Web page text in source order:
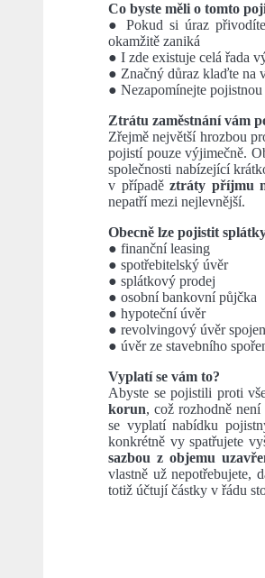
Co byste měli o tomto
● Pokud si úraz
okamžitě zaniká
● I zde existuje celá řada
● Značný důraz klaďte na
● Nezapomínejte
Ztrátu zaměstnání vám
Zřejmě největší hrozbou
pojistí pouze výjimečně.
společnosti nabízející
v případě ztráty příjmu
nepatří mezi nejlevnější.
Obecně lze pojistit
● finanční leasing
● spotřebitelský úvěr
● splátkový prodej
● osobní bankovní půjčka
● hypoteční úvěr
● revolvingový úvěr
● úvěr ze stavebního
Vyplatí se vám to?
Abyste se pojistili proti
korun, což rozhodně
se vyplatí nabídku
konkrétně vy spatřujete
sazbou z objemu
vlastně už nepotřebujete,
totiž účtují částky v řádu